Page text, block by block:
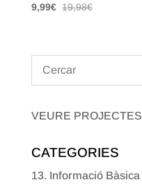
9,99€ 19,98€
VEURE PROJECTES
CATEGORIES
13. Informació Bàsica